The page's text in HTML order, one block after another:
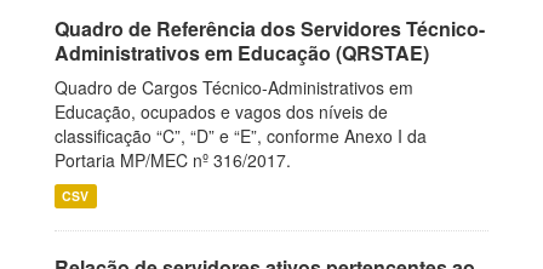
Quadro de Referência dos Servidores Técnico-
Administrativos em Educação (QRSTAE)
Quadro de Cargos Técnico-Administrativos em
Educação, ocupados e vagos dos níveis de
classificação “C”, “D” e “E”, conforme Anexo I da
Portaria MP/MEC nº 316/2017.
CSV